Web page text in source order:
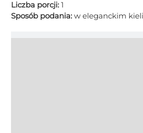
Liczba porcji: 1
Sposób podania: w eleganckim